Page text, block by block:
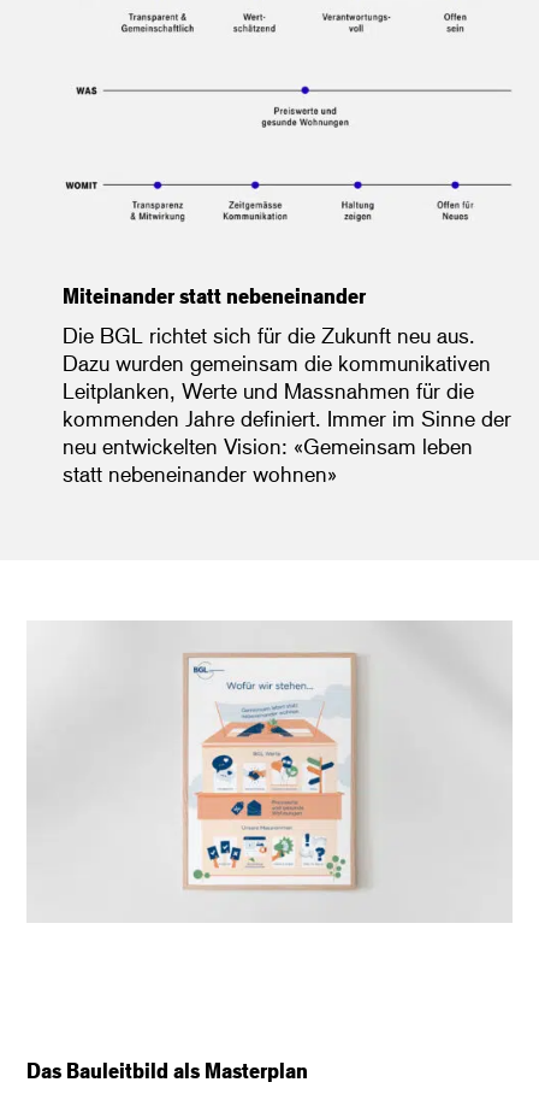
Miteinander statt nebeneinander
Die BGL richtet sich für die Zukunft neu aus.
Dazu wurden gemeinsam die kommunikativen
Leitplanken, Werte und Massnahmen für die
kommenden Jahre definiert. Immer im Sinne der
neu entwickelten Vision: «Gemeinsam leben
statt nebeneinander wohnen»
Das Bauleitbild als Masterplan